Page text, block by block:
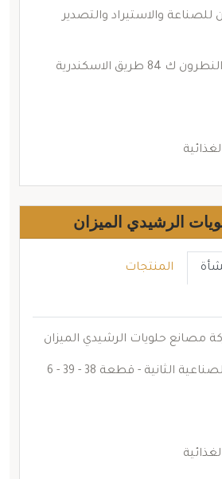
للصناعة والاستيراد والتصدير
مركز وادي النطرون ك 84 طريق الاسكندرية
الرشيدي الميزان
المنتجات
مصانع حلويات الرشيدي الميزان
المنطقة الصناعية الثانية - قطعة 38 - 39 - 6